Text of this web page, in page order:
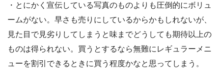
・とにかく宣伝している写真のものよりも圧倒的にボリュ
ームがない。早さも売りにしているからかもしれないが、
見た目で見劣りしてしまうと味までどうしても期待以上の
ものは得られない。買うとするなら無難にレギュラーメニ
ューを割引できるときに買う程度かなと思ってしまう。